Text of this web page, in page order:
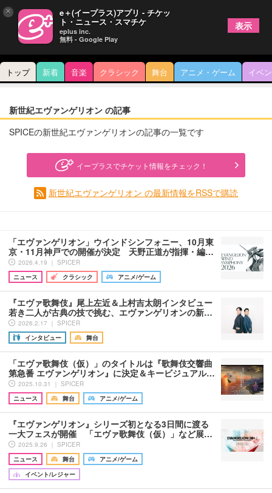
トップ 新着 音楽 クラシック 舞台 アニメ・ゲーム イベ
新世紀エヴァンゲリオン の記事
SPICEの新世紀エヴァンゲリオンの記事の一覧です
イープラスでチケット情報をチェック！
新世紀エヴァンゲリオン の最新情報をRSSで購読
「エヴァンゲリオン」ウインドシンフォニー、10月東
京・11月神戸での開催が決定 天野正道が指揮・編…
2026.4.19 ｜ SPICER
ニュース
クラシック アニメ/ゲーム
『エヴァ歌舞伎』尾上左近＆上村吉太朗インタビュー
若き二人が古典の技で挑む、エヴァンゲリオンの新…
2026.2.17 ｜ SPICER
インタビュー
舞台
「エヴァ歌舞伎（仮）」のタイトルは『歌舞伎交響曲
第急番 エヴァンゲリオン』に決定＆キービジュアル…
2025.10.31 ｜ SPICER
ニュース
舞台 アニメ/ゲーム
『エヴァンゲリオン』シリーズ初となる3日間に渡る
一大フェスが開催 「エヴァ歌舞伎（仮）」など展…
2025.9.26 ｜ SPICER
ニュース
舞台
アニメ/ゲーム
イベント/レジャー
× e＋(イープラス)アプリ - チケッ
ト・ニュース・スマチケ
eplus inc.
無料 - Google Play
表示